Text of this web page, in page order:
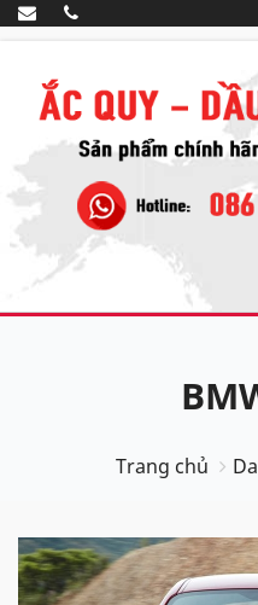
Trang chủ